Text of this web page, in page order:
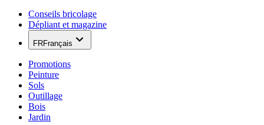
Conseils bricolage
Dépliant et magazine
FRFrançais
Promotions
Peinture
Sols
Outillage
Bois
Jardin